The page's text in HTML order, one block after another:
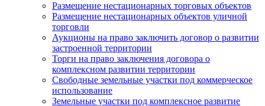
Размещение нестационарных торговых объектов
Размещение нестационарных объектов уличной
торговли
Аукционы на право заключить договор о развитии
застроенной территории
Торги на право заключения договора о
комплексном развитии территории
Свободные земельные участки под коммерческое
использование
Земельные участки под комплексное развитие